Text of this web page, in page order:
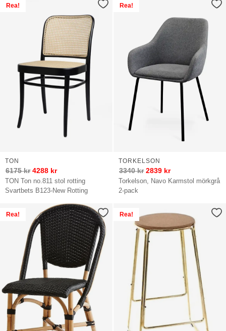
Rea!
TON Ton no.811 stol rotting
Svartbets B123-New Rotting
TON
6175kr 4288 kr
Rea!
Torkelson, Navo Karmstol mörkgrå
2-pack
TORKELSON
3340kr 2839 kr
Rea! Rea!